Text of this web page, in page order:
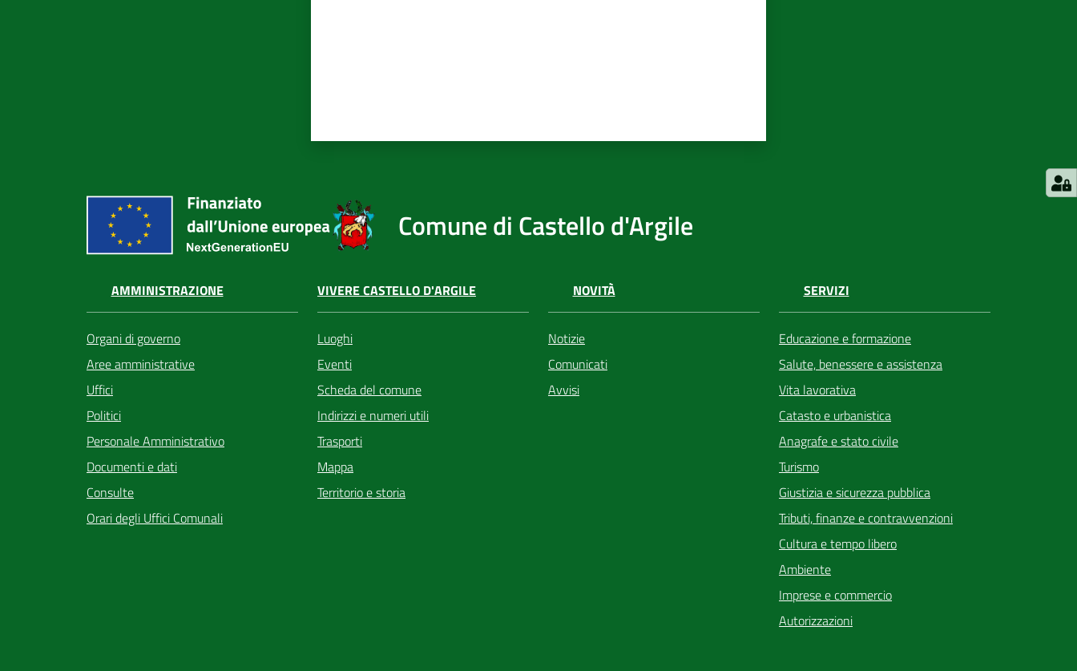
Comune di Castello d'Argile
AMMINISTRAZIONE
Organi di governo
Aree amministrative
Uffici
Politici
Personale Amministrativo
Documenti e dati
Consulte
Orari degli Uffici Comunali
VIVERE CASTELLO D'ARGILE
Luoghi
Eventi
Scheda del comune
Indirizzi e numeri utili
Trasporti
Mappa
Territorio e storia
NOVITÀ
Notizie
Comunicati
Avvisi
SERVIZI
Educazione e formazione
Salute, benessere e assistenza
Vita lavorativa
Catasto e urbanistica
Anagrafe e stato civile
Turismo
Giustizia e sicurezza pubblica
Tributi, finanze e contravvenzioni
Cultura e tempo libero
Ambiente
Imprese e commercio
Autorizzazioni